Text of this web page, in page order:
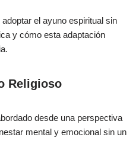
el ayuno espiritual sin
y cómo esta adaptación
Religioso
desde una perspectiva
mental y emocional sin un